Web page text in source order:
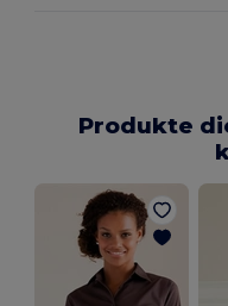
Produkte